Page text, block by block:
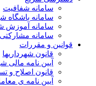
سامانه شفافیت
سامانه باشگاه
سامانه آموزش
سامانه مشارکتی
قوانین و مقررات
قانون شهرداریها
آیین نامه مالی
قانون اصلاح و
آیین نامه ی